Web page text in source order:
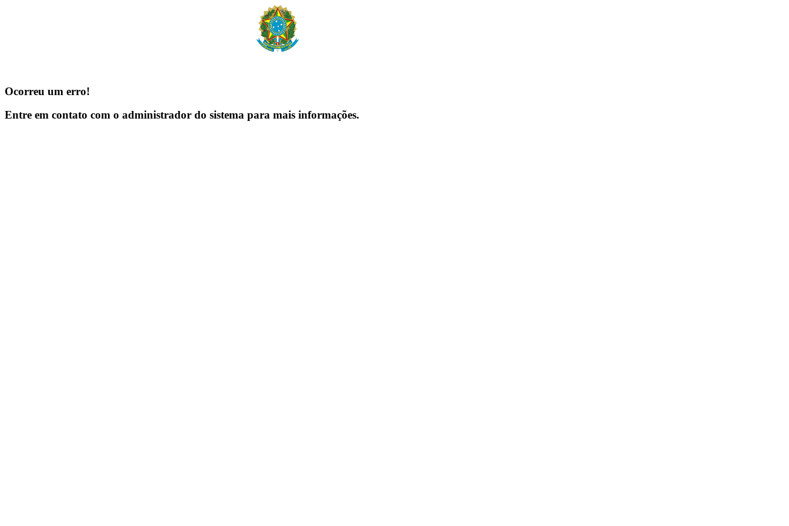
Ocorreu um erro!
Entre em contato com o administrador do sistema para mais informações.